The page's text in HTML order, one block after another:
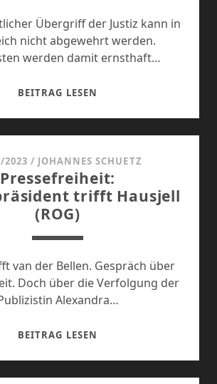
Übergriff der Justiz kann in
nicht abgewehrt werden.
werden damit ernsthaft…
BEITRAG LESEN
2023 / JOHANNES SCHUETZ
Pressefreiheit:
trifft Hausjell
(ROG)
van der Bellen. Gespräch über
Doch über die Verfolgung der
Alexandra…
BEITRAG LESEN